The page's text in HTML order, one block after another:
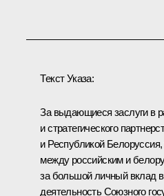
Текст Указа:
За выдающиеся заслуги в
и стратегического
и Республикой
между российским и
за большой личный вклад
деятельность Союзного